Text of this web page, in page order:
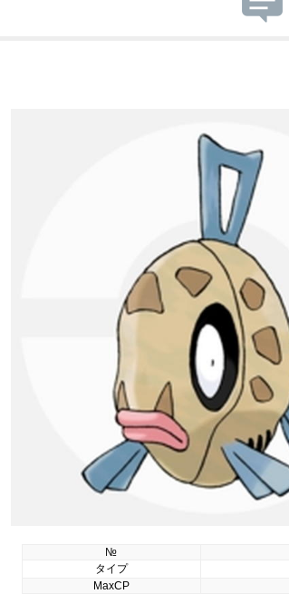
№
タイプ
MaxCP